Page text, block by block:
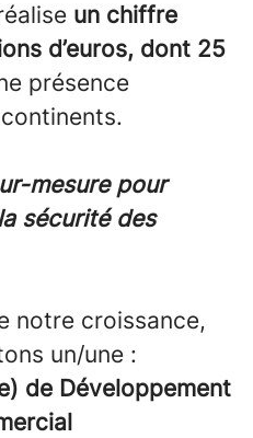
un chiffre
d’euros, dont 25
présence
mesure pour
sécurité des
notre croissance,
un/une :
de Développement